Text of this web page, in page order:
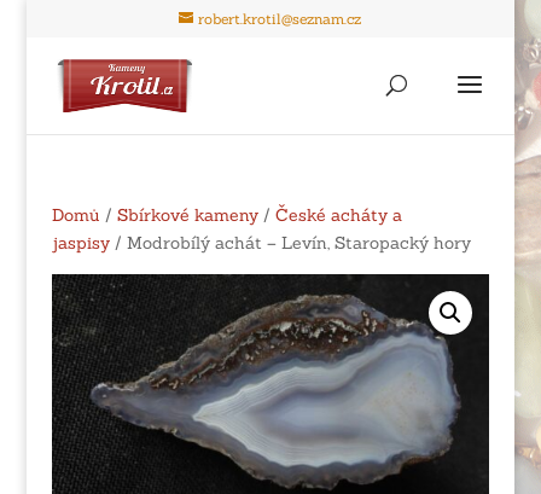
robert.krotil@seznam.cz
Domů / Sbírkové kameny/ České acháty a
jaspisy/ Modrobílý achát – Levín, Staropacký hory